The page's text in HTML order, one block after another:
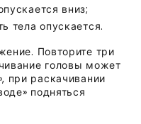
вниз;
тела опускается.
Повторите три
головы может
при раскачивании
подняться